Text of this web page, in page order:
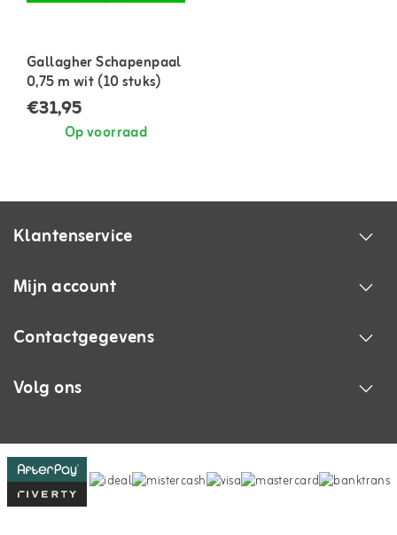
Gallagher Schapenpaal
0,75 m wit (10 stuks)
€31,95
Op voorraad
Klantenservice
Mijn account
Contactgegevens
Volg ons